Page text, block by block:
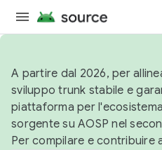
A partire dal 2026, per
sviluppo trunk stabile e
piattaforma per
sorgente su AOSP nel
Per compilare e contribuire